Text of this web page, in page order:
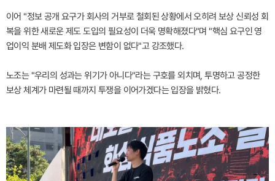
이어 "정보 공개 요구가 회사의 거부로 철회된 상황에서 오히려 보상 신뢰성 회
복을 위한 새로운 제도 도입의 필요성이 더욱 명확해졌다"며 "핵심 요구인 영
업이익 분배 제도화 입장은 변함이 없다"고 강조했다.
노조는 "우리의 성과는 위기가 아니다"라는 구호를 외치며, 투명하고 공정한
보상 체계가 마련될 때까지 투쟁을 이어가겠다는 입장을 밝혔다.